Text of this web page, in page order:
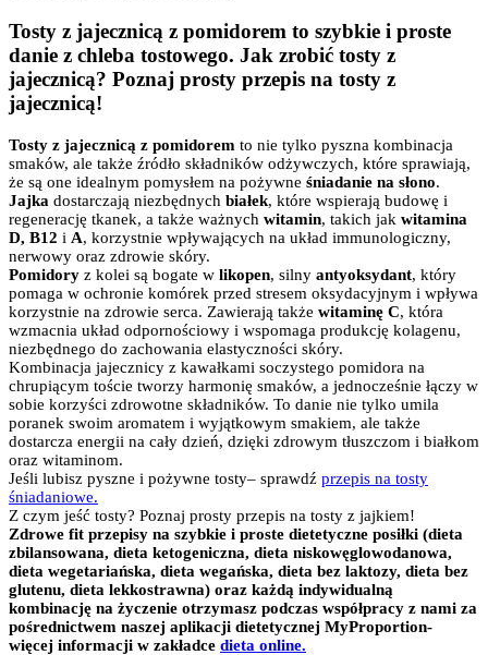
Tosty z jajecznicą z pomidorem to szybkie i proste
danie z chleba tostowego. Jak zrobić tosty z
jajecznicą? Poznaj prosty przepis na tosty z
jajecznicą!
Tosty z jajecznicą z pomidorem to nie tylko pyszna kombinacja
smaków, ale także źródło składników odżywczych, które sprawiają,
że są one idealnym pomysłem na pożywne śniadanie na słono.
Jajka dostarczają niezbędnych białek, które wspierają budowę i
regenerację tkanek, a także ważnych witamin, takich jak witamina
D, B12 i A, korzystnie wpływających na układ immunologiczny,
nerwowy oraz zdrowie skóry.
Pomidory z kolei są bogate w likopen, silny antyoksydant, który
pomaga w ochronie komórek przed stresem oksydacyjnym i wpływa
korzystnie na zdrowie serca. Zawierają także witaminę C, która
wzmacnia układ odpornościowy i wspomaga produkcję kolagenu,
niezbędnego do zachowania elastyczności skóry.
Kombinacja jajecznicy z kawałkami soczystego pomidora na
chrupiącym toście tworzy harmonię smaków, a jednocześnie łączy w
sobie korzyści zdrowotne składników. To danie nie tylko umila
poranek swoim aromatem i wyjątkowym smakiem, ale także
dostarcza energii na cały dzień, dzięki zdrowym tłuszczom i białkom
oraz witaminom.
Jeśli lubisz pyszne i pożywne tosty– sprawdź przepis na tosty
śniadaniowe.
Z czym jeść tosty? Poznaj prosty przepis na tosty z jajkiem!
Zdrowe fit przepisy na szybkie i proste dietetyczne posiłki (dieta
zbilansowana, dieta ketogeniczna, dieta niskowęglowodanowa,
dieta wegetariańska, dieta wegańska, dieta bez laktozy, dieta bez
glutenu, dieta lekkostrawna) oraz każdą indywidualną
kombinację na życzenie otrzymasz podczas współpracy z nami za
pośrednictwem naszej aplikacji dietetycznej MyProportion-
więcej informacji w zakładce dieta online.